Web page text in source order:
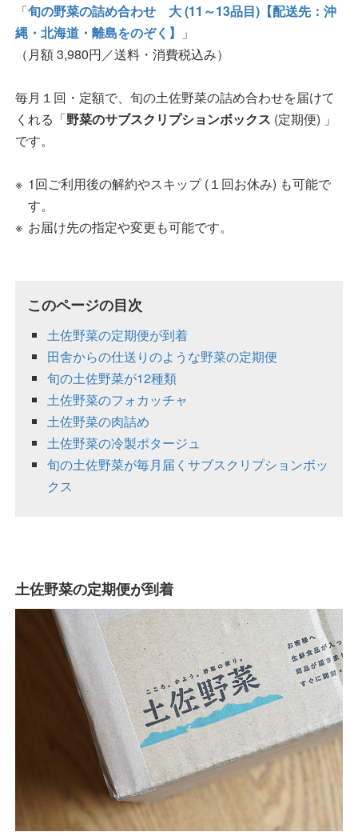
「旬の野菜の詰め合わせ 大 (11～13品目)【配送先：沖
縄・北海道・離島をのぞく】
」
（月額 3,980円／送料・消費税込み）
毎月１回・定額で、旬の土佐野菜の詰め合わせを届けて
くれる「野菜のサブスクリプションボックス (定期便) 」
です。
1回ご利用後の解約やスキップ (１回お休み) も可能で
す。
お届け先の指定や変更も可能です。
このページの目次
土佐野菜の定期便が到着
田舎からの仕送りのような野菜の定期便
旬の土佐野菜が12種類
土佐野菜のフォカッチャ
土佐野菜の肉詰め
土佐野菜の冷製ポタージュ
旬の土佐野菜が毎月届くサブスクリプションボッ
クス
土佐野菜の定期便が到着